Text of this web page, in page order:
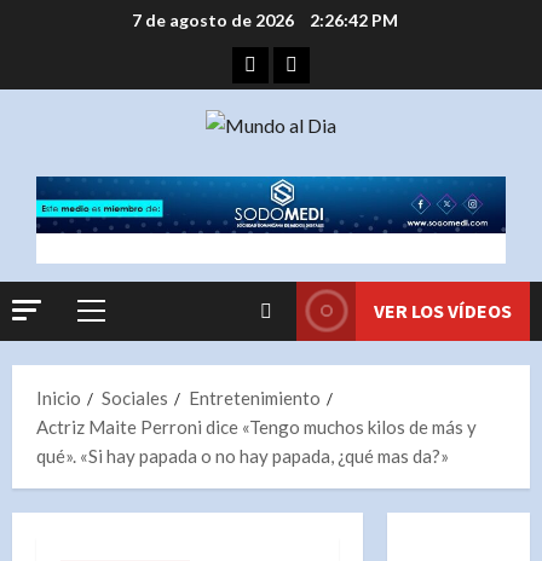
7 de agosto de 2026 2:26:42 PM
FacebookInstagram
Menú
VER LOS VÍDEOS
Inicio Sociales
Entretenimiento
Actriz Maite Perroni dice «Tengo muchos kilos de más y
qué». «Si hay papada o no hay papada, ¿qué mas da?»